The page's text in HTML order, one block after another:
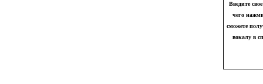
Введите
чего
сможете
вокалу в